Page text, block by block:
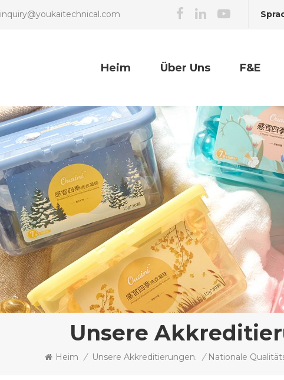
inquiry@youkaitechnical.com
Heim Über Uns F&E
Unsere
Heim / Unsere Akkreditierungen. /